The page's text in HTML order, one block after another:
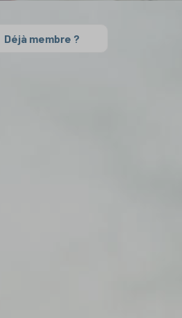
Déjà membre ?